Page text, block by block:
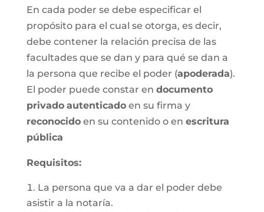
En cada poder se debe especificar el
propósito para el cual se otorga, es decir,
debe contener la relación precisa de las
facultades que se dan y para qué se dan a
la persona que recibe el poder (apoderada).
El poder puede constar en documento
privado autenticadoen su firma y
reconocidoen su contenido o en escritura
pública
Requisitos:
La persona que va a dar el poder debe
asistir a la notaría.